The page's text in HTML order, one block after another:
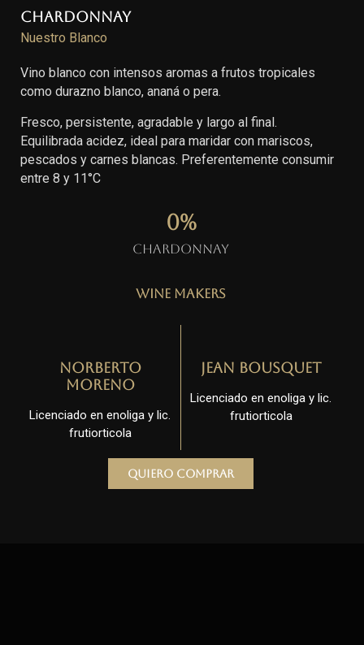
Chardonnay
Nuestro Blanco
Vino blanco con intensos aromas a frutos tropicales
como durazno blanco, ananá o pera.
Fresco, persistente, agradable y largo al final.
Equilibrada acidez, ideal para maridar con mariscos,
pescados y carnes blancas. Preferentemente consumir
entre 8 y 11°C
Chardonnay
0%
Wine Makers
Norberto
Moreno
Licenciado en enoliga y lic.
frutiorticola
Jean Bousquet
Licenciado en enoliga y lic.
frutiorticola
Quiero comprar